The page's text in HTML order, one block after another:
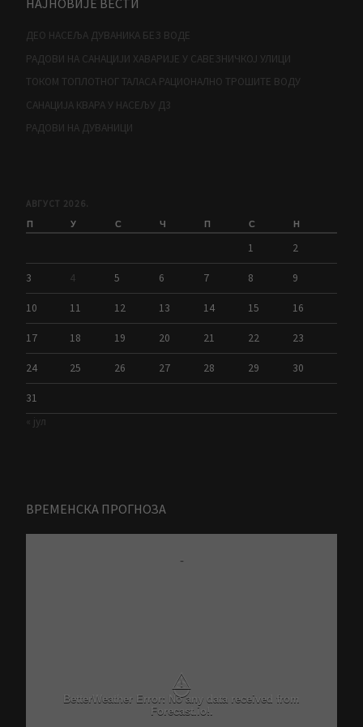
НАЈНОВИЈЕ ВЕСТИ
ДЕО НАСЕЉА ДУВАНИКА БЕЗ ВОДЕ
РАДОВИ НА САНАЦИЈИ ХАВАРИЈЕ У САВЕЗНИЧКОЈ УЛИЦИ
ТОКОМ ТОПЛОТНОГ ТАЛАСА РАЦИОНАЛНО ТРОШИТЕ ВОДУ
САНАЦИЈА КВАРА У НАСЕЉУ Д3
РАДОВИ НА ДУВАНИЦИ
АВГУСТ 2026.
П У С Ч П С Н
1 2
3 4 5 6 7 8 9
10 11 12 13 14 15 16
17 18 19 20 21 22 23
24 25 26 27 28 29 30
31
« јул
ВРЕМЕНСКА ПРОГНОЗА
-
⚠
BetterWeather Error: No any data received from
Forecast.io!.